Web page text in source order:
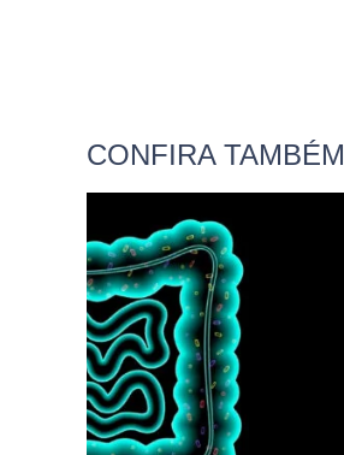
CONFIRA TAMBÉM